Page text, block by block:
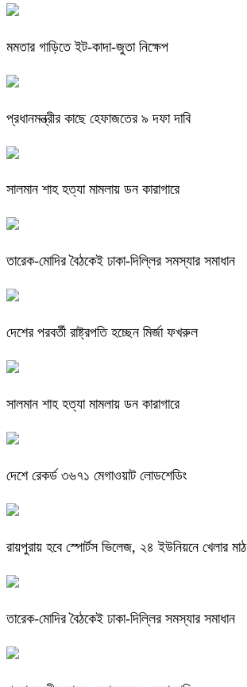
মমতার গাড়িতে ইট-কাদা-জুতা নিক্ষেপ
প্রধানমন্ত্রীর কাছে হেফাজতের ৯ দফা দাবি
সালমান শাহ হত্যা মামলায় ডন কারাগারে
তারেক-মোদির বৈঠকেই ঢাকা-দিল্লির সমস্যার সমাধান
দেশের পরবর্তী রাষ্ট্রপতি হচ্ছেন মির্জা ফখরুল
সালমান শাহ হত্যা মামলায় ডন কারাগারে
দেশে রেকর্ড ৩৬৭১ মেগাওয়াট লোডশেডিং
রায়পুরায় হবে স্পোর্টস ভিলেজ, ২৪ ইউনিয়নে খেলার মাঠ
তারেক-মোদির বৈঠকেই ঢাকা-দিল্লির সমস্যার সমাধান